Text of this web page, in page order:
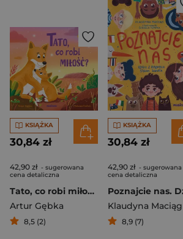
KSIĄŻKA
30,84 zł
42,90 zł - sugerowana
cena detaliczna
Tato, co robi miłość?
Artur Gębka
8,5 (2)
KSIĄŻKA
30,84 zł
42,90 zł - sugerowana
cena detaliczna
Klaudyna Maciąg
8,9 (7)